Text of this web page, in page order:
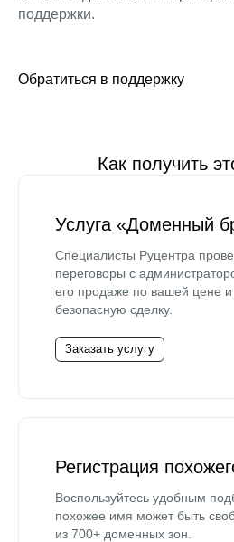
поддержки.
Обратиться в поддержку
Как получить
Услуга «Доменный
Специалисты Руцентра
переговоры с
его продаже по вашей цене и
безопасную сделку.
Заказать услугу
Регистрация
Воспользуйтесь удобным
похожее имя может быть
из 700+ доменных зон.